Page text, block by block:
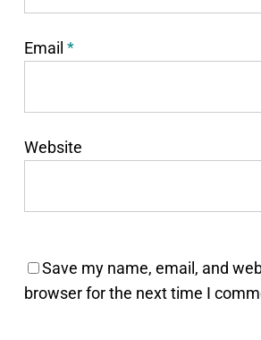
Email *
Website
Save my name, email, and
browser for the next time I